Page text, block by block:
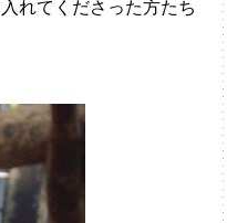
れてくださった方たち